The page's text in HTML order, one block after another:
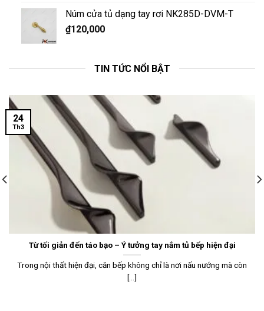
Núm cửa tủ dạng tay rơi NK285D-DVM-T
₫120,000
TIN TỨC NỔI BẬT
Từ tối giản đến táo bạo – Ý tưởng tay nắm tủ bếp hiện đại
Trong nội thất hiện đại, căn bếp không chỉ là nơi nấu nướng mà còn
[...]
24
Th3